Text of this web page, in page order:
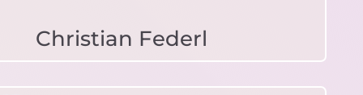
Christian Federl